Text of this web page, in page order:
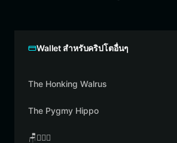
Wallet สำหรับคริปโตอื่นๆ
The Honking Walrus
The Pygmy Hippo
🪑👳🏾‍♂️